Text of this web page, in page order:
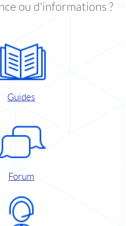
ou d'informations ?
Guides
Forum